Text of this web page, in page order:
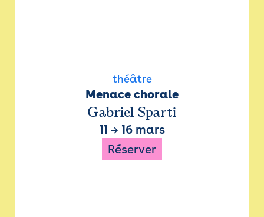
théâtre
Menace chorale
Gabriel Sparti
11 → 16 mars
Réserver